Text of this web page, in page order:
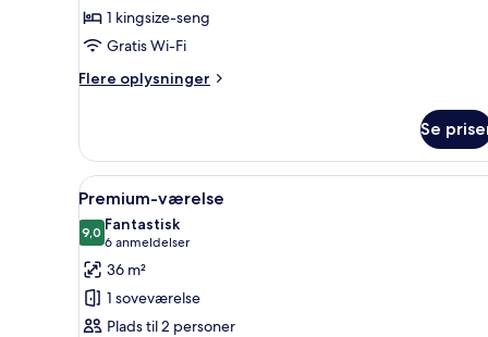
1 kingsize-seng
Gratis Wi-Fi
Flere oplysninger
Flere
suite
(Zen)
Se
Indlæs
alle
billeder
af
Premium-
værelse
Et moderne hotelværelse
7
Premium-værelse
9,09,0 ud af 10
Fantastisk
6 anmeldelser
(6
anmeldelser)
36 m²
1 soveværelse
Plads til 2 personer